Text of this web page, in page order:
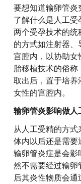
要想知道输卵管炎
了解什么是人工
两个受孕技术的统
的方式如注射器
宫腔内，以协助女
胎移植技术的俗称
取出后，置于培养
女性的宫腔内。
输卵管炎影响做人
从人工受精的方
体内以后还是需要
输卵管炎症是会影
然不需要经过输卵
后其炎性物质会